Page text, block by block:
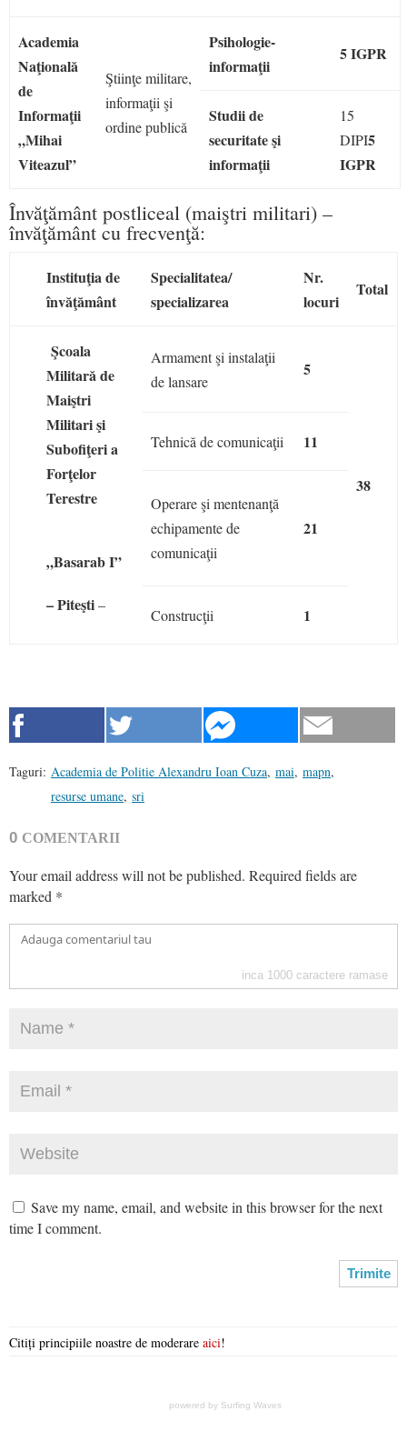
Academia
Naţională
de
Informaţii
„Mihai
Viteazul”
Ştiinţe militare,
informaţii şi
ordine publică
Psihologie-
informaţii
5 IGPR
Studii de
securitate şi
informaţii
15
DIPI5
IGPR
Învăţământ postliceal (maiştri militari) –
învăţământ cu frecvenţă:
Instituţia de
învăţământ
Specialitatea/
specializarea
Nr.
locuri
Total
Şcoala
Militară de
Maiştri
Militari şi
Subofiţeri a
Forţelor
Terestre
„Basarab I”
– Piteşti–
Armament şi instalaţii
de lansare
5
38
Tehnică de comunicaţii 11
Operare şi mentenanţă
echipamente de
comunicaţii
21
Construcţii 1
Taguri: Academia de Politie Alexandru Ioan Cuza, mai, mapn,
resurse umane, sri
0 COMENTARII
Your email address will not be published. Required fields are
marked *
inca 1000 caractere ramase
Save my name, email, and website in this browser for the next
time I comment.
Citiți principiile noastre de moderare aici!
powered by Surfing Waves